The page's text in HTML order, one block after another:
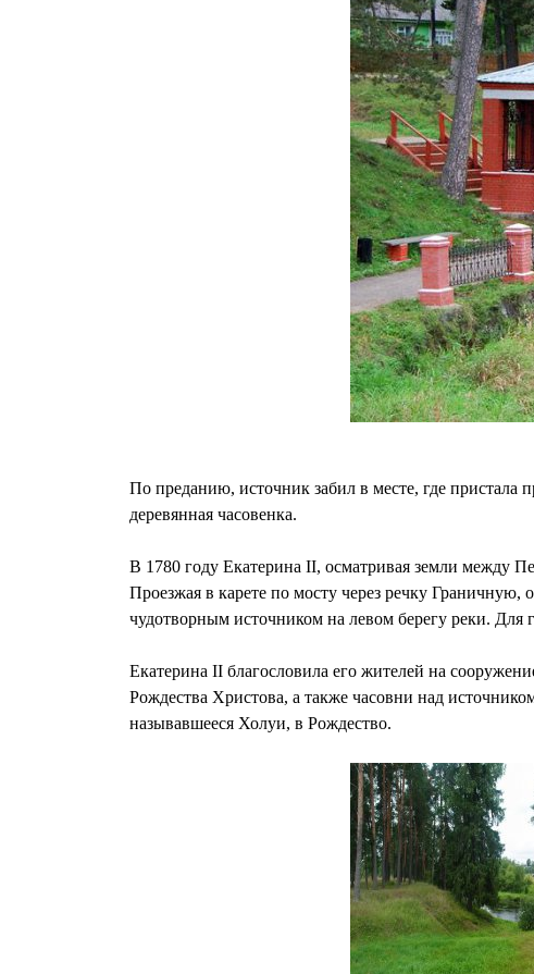
По преданию, источник забил в месте, где
деревянная часовенка.
В 1780 году Екатерина II, осматривая земли между
Проезжая в карете по мосту через речку Граничную,
чудотворным источником на левом берегу реки. Для
Екатерина II благословила его жителей на
Рождества Христова, а также часовни над
называвшееся Холуи, в Рождество.